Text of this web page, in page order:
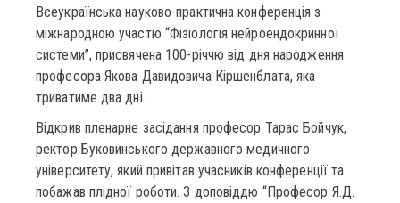
Всеукраїнська науково-практична конференція з
міжнародною участю “Фізіологія нейроендокринної
системи”, присвячена 100-річчю від дня народження
професора Якова Давидовича Кіршенблата, яка
триватиме два дні.
Відкрив пленарне засідання професор Тарас Бойчук,
ректор Буковинського державного медичного
університету, який привітав учасників конференції та
побажав плідної роботи. З доповіддю “Професор Я.Д.